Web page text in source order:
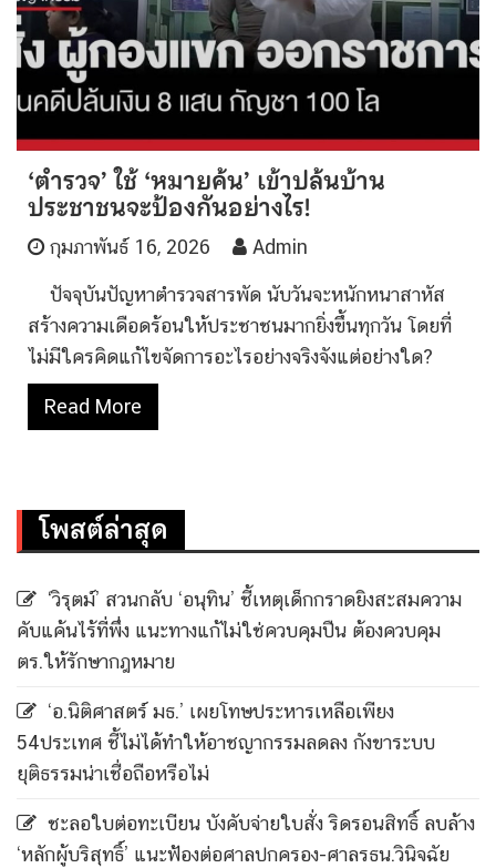
‘ตำรวจ’ ใช้ ‘หมายค้น’ เข้าปล้นบ้าน
ประชาชนจะป้องกันอย่างไร!
กุมภาพันธ์ 16, 2026 Admin
ปัจจุบันปัญหาตำรวจสารพัด นับวันจะหนักหนาสาหัส
สร้างความเดือดร้อนให้ประชาชนมากยิ่งขึ้นทุกวัน โดยที่
ไม่มีใครคิดแก้ไขจัดการอะไรอย่างจริงจังแต่อย่างใด?
Read More
โพสต์ล่าสุด
‘วิรุตม์’ สวนกลับ ‘อนุทิน’ ชี้เหตุเด็กกราดยิงสะสมความ
คับแค้นไร้ที่พึ่ง แนะทางแก้ไม่ใช่ควบคุมปืน ต้องควบคุม
ตร.ให้รักษากฎหมาย
‘อ.นิติศาสตร์ มธ.’ เผยโทษประหารเหลือเพียง
54ประเทศ ชี้ไม่ได้ทำให้อาชญากรรมลดลง กังขาระบบ
ยุติธรรมน่าเชื่อถือหรือไม่
ชะลอใบต่อทะเบียน บังคับจ่ายใบสั่ง ริดรอนสิทธิ์ ลบล้าง
‘หลักผู้บริสุทธิ์’ แนะฟ้องต่อศาลปกครอง-ศาลรธน.วินิจฉัย